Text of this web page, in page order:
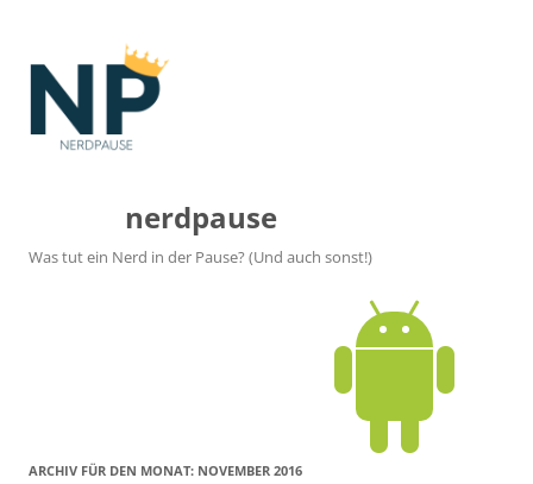
nerdpause
Was tut ein Nerd in der Pause? (Und auch sonst!)
ARCHIV FÜR DEN MONAT: NOVEMBER 2016